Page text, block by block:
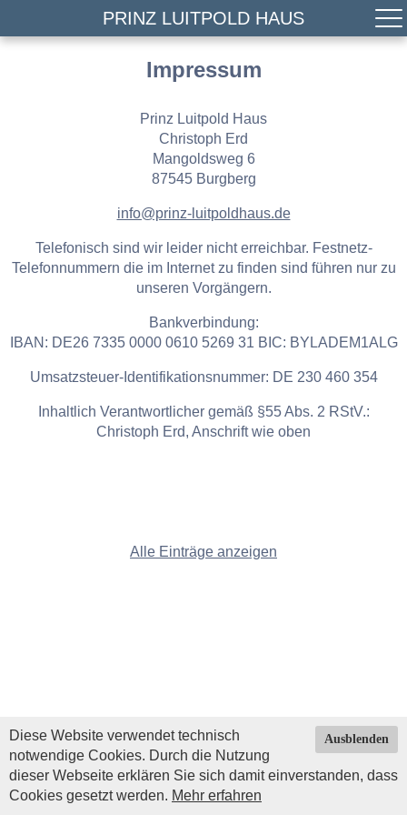
PRINZ LUITPOLD HAUS
Impressum
Prinz Luitpold Haus
Christoph Erd
Mangoldsweg 6
87545 Burgberg
info@prinz-luitpoldhaus.de
Telefonisch sind wir leider nicht erreichbar. Festnetz-
Telefonnummern die im Internet zu finden sind führen nur zu
unseren Vorgängern.
Bankverbindung:
IBAN: DE26 7335 0000 0610 5269 31 BIC: BYLADEM1ALG
Umsatzsteuer-Identifikationsnummer: DE 230 460 354
Inhaltlich Verantwortlicher gemäß §55 Abs. 2 RStV.:
Christoph Erd, Anschrift wie oben
Alle Einträge anzeigen
Ausblenden
Diese Website verwendet technisch
notwendige Cookies. Durch die Nutzung
dieser Webseite erklären Sie sich damit einverstanden, dass
Cookies gesetzt werden. Mehr erfahren